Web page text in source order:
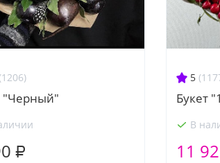
"Черный"
₽
5
Букет
В
11